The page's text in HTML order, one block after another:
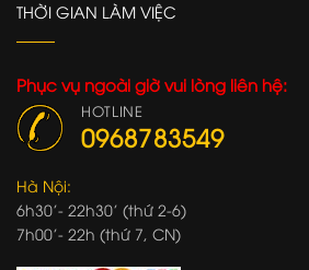
THỜI GIAN LÀM VIỆC
Phục vụ ngoài giờ vui lòng liên hệ:
HOTLINE
0968783549
Hà Nội:
6h30'- 22h30' (thứ 2-6)
7h00'- 22h (thứ 7, CN)